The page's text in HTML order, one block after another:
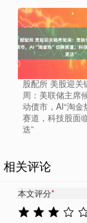
股配所 美股迎关
周：美联储主席
动债市，AI“淘金
赛道，科技股面
迭”
相关评论
本文评分*